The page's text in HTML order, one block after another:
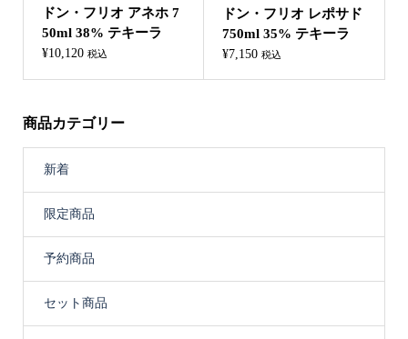
ドン・フリオ アネホ 7
50ml 38% テキーラ
¥10,120 税込
ドン・フリオ レポサド
750ml 35% テキーラ
¥7,150 税込
商品カテゴリー
新着
限定商品
予約商品
セット商品